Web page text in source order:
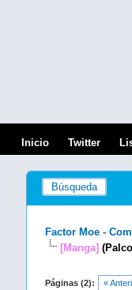
Inicio Twitter
Búsqueda
Factor Moe -
[Manga]
Páginas (2): «